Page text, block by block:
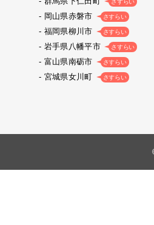
さすらい
岡山県赤磐市 さすらい
福岡県柳川市 さすらい
岩手県八幡平市 さすらい
富山県南砺市 さすらい
宮城県女川町 さすらい